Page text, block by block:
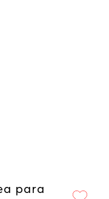
para